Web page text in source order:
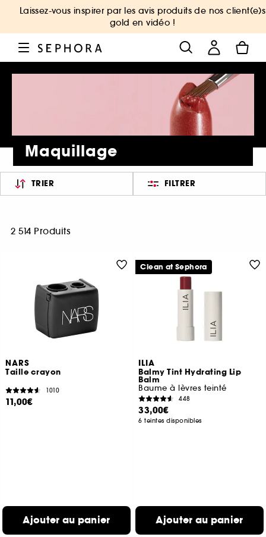
Laissez-vous inspirer par les avis produits de nos client(e)s
gold en vidéo !
Maquillage
TRIER FILTRER
2 514 Produits
NARS
Taille crayon
1010
11,00€
Ajouter au panier
ILIA
Balmy Tint Hydrating Lip
Balm
Baume à lèvres teinté
448
33,00€
6 teintes disponibles
Ajouter au panier
Clean at Sephora